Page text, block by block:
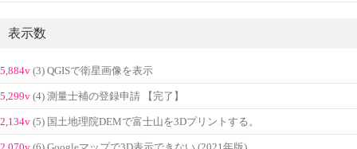
表示数
5,884v (3) QGISで衛星画像を表示
5,299v (4) 測量士補の登録申請 【完了】
2,134v (5) 国土地理院DEMで富士山を3Dプリントする。